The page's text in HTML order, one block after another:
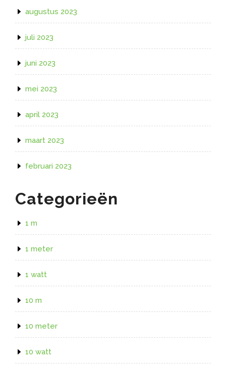
augustus 2023
juli 2023
juni 2023
mei 2023
april 2023
maart 2023
februari 2023
Categorieën
1 m
1 meter
1 watt
10 m
10 meter
10 watt